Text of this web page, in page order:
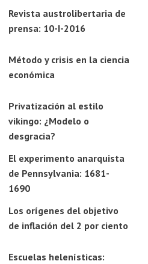
Revista austrolibertaria de
prensa: 10-I-2016
Método y crisis en la ciencia
económica
Privatización al estilo
vikingo: ¿Modelo o
desgracia?
El experimento anarquista
de Pennsylvania: 1681-
1690
Los orígenes del objetivo
de inflación del 2 por ciento
Escuelas helenísticas: